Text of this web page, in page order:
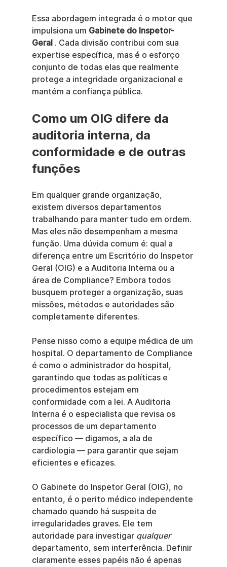
Essa abordagem integrada é o motor que
impulsiona um Gabinete do Inspetor-
Geral . Cada divisão contribui com sua
expertise específica, mas é o esforço
conjunto de todas elas que realmente
protege a integridade organizacional e
mantém a confiança pública.
Como um OIG difere da
auditoria interna, da
conformidade e de outras
funções
Em qualquer grande organização,
existem diversos departamentos
trabalhando para manter tudo em ordem.
Mas eles não desempenham a mesma
função. Uma dúvida comum é: qual a
diferença entre um Escritório do Inspetor
Geral (OIG) e a Auditoria Interna ou a
área de Compliance? Embora todos
busquem proteger a organização, suas
missões, métodos e autoridades são
completamente diferentes.
Pense nisso como a equipe médica de um
hospital. O departamento de Compliance
é como o administrador do hospital,
garantindo que todas as políticas e
procedimentos estejam em
conformidade com a lei. A Auditoria
Interna é o especialista que revisa os
processos de um departamento
específico — digamos, a ala de
cardiologia — para garantir que sejam
eficientes e eficazes.
O Gabinete do Inspetor Geral (OIG), no
entanto, é o perito médico independente
chamado quando há suspeita de
irregularidades graves. Ele tem
autoridade para investigar qualquer
departamento, sem interferência. Definir
claramente esses papéis não é apenas